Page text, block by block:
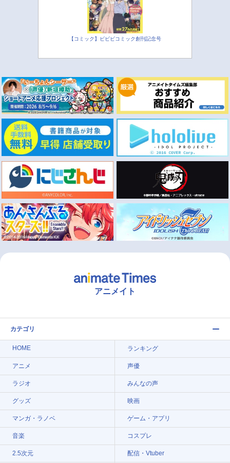
【コミック】ビビビコミック創刊記念号
アニメイト
カテゴリ
HOME ランキング
アニメ 声優
ラジオ みんなの声
グッズ 映画
マンガ・ラノベ ゲーム・アプリ
音楽 コスプレ
2.5次元 配信・Vtuber